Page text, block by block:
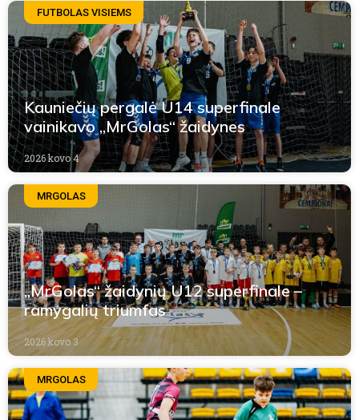
FUTBOLAS VISIEMS
Kauniečių pergalė U14 superfinale
vainikavo „MrGolas“ žaidynes
2026 kovo 4
MRGOLAS
„MrGolas“ žaidynių U12 superfinale –
ramygalių triumfas
2026 kovo 3
MRGOLAS